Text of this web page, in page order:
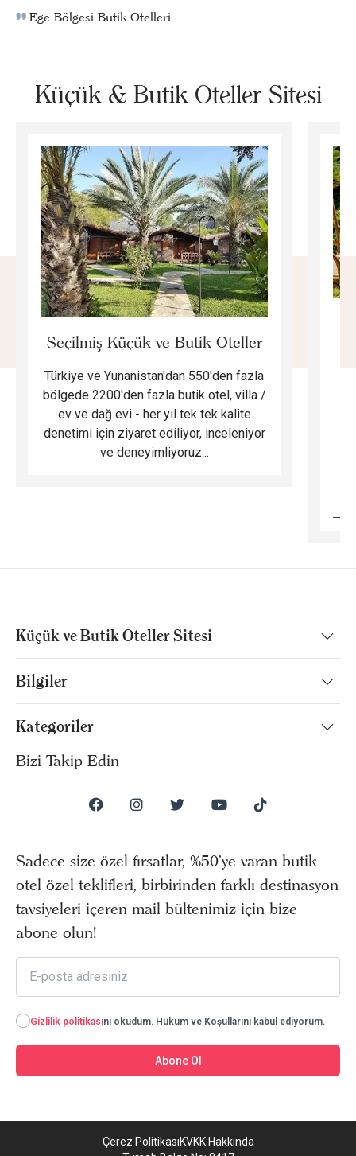
Ege Bölgesi Butik Otelleri
Küçük & Butik Oteller Sitesi
Seçilmiş Küçük ve Butik Oteller
Türkiye ve Yunanistan'dan 550'den fazla
bölgede 2200'den fazla butik otel, villa /
ev ve dağ evi - her yıl tek tek kalite
denetimi için ziyaret ediliyor, inceleniyor
ve deneyimliyoruz...
Küçük ve Butik Oteller Sitesi
Bilgiler
Kategoriler
Bizi Takip Edin
Sadece size özel fırsatlar, %50’ye varan butik
otel özel teklifleri, birbirinden farklı destinasyon
tavsiyeleri içeren mail bültenimiz için bize
abone olun!
Gizlilik politikasını okudum. Hüküm ve Koşullarını kabul ediyorum.
Abone Ol
Çerez PolitikasıKVKK Hakkında